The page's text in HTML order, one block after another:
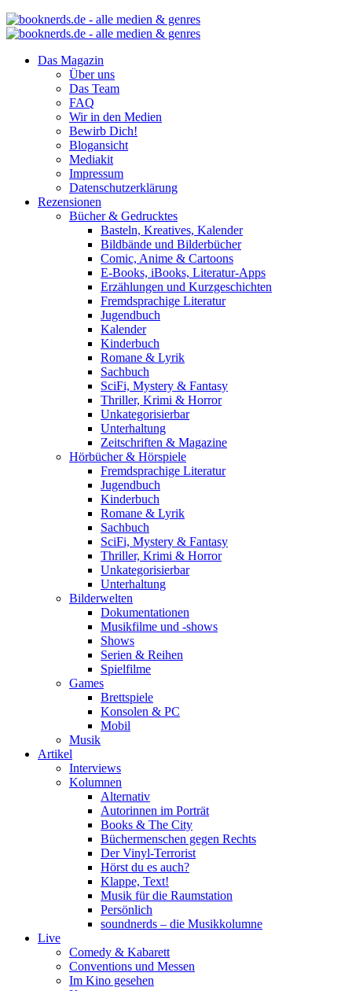
Das Magazin
Über uns
Das Team
FAQ
Wir in den Medien
Bewirb Dich!
Blogansicht
Mediakit
Impressum
Datenschutzerklärung
Rezensionen
Bücher & Gedrucktes
Basteln, Kreatives, Kalender
Bildbände und Bilderbücher
Comic, Anime & Cartoons
E-Books, iBooks, Literatur-Apps
Erzählungen und Kurzgeschichten
Fremdsprachige Literatur
Jugendbuch
Kalender
Kinderbuch
Romane & Lyrik
Sachbuch
SciFi, Mystery & Fantasy
Thriller, Krimi & Horror
Unkategorisierbar
Unterhaltung
Zeitschriften & Magazine
Hörbücher & Hörspiele
Fremdsprachige Literatur
Jugendbuch
Kinderbuch
Romane & Lyrik
Sachbuch
SciFi, Mystery & Fantasy
Thriller, Krimi & Horror
Unkategorisierbar
Unterhaltung
Bilderwelten
Dokumentationen
Musikfilme und -shows
Shows
Serien & Reihen
Spielfilme
Games
Brettspiele
Konsolen & PC
Mobil
Musik
Artikel
Interviews
Kolumnen
Alternativ
Autorinnen im Porträt
Books & The City
Büchermenschen gegen Rechts
Der Vinyl-Terrorist
Hörst du es auch?
Klappe, Text!
Musik für die Raumstation
Persönlich
soundnerds – die Musikkolumne
Live
Comedy & Kabarett
Conventions und Messen
Im Kino gesehen